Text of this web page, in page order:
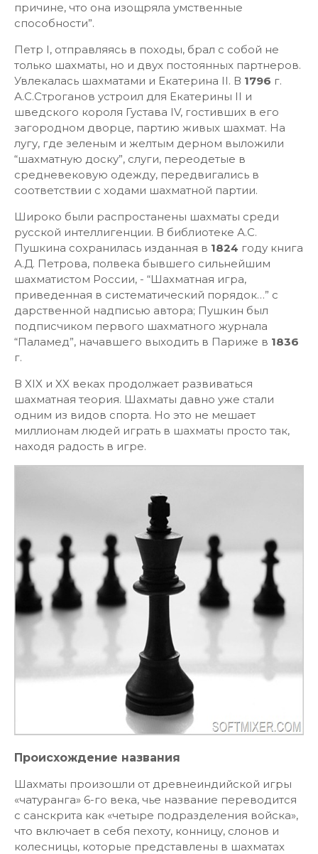
причине, что она изощряла умственные
способности”.
Петр I, отправляясь в походы, брал с собой не
только шахматы, но и двух постоянных партнеров.
Увлекалась шахматами и Екатерина II. В 1796 г.
А.С.Строганов устроил для Екатерины II и
шведского короля Густава IV, гостивших в его
загородном дворце, партию живых шахмат. На
лугу, где зеленым и желтым дерном выложили
“шахматную доску”, слуги, переодетые в
средневековую одежду, передвигались в
соответствии с ходами шахматной партии.
Широко были распростанены шахматы среди
русской интеллигенции. В библиотеке А.С.
Пушкина сохранилась изданная в 1824 году книга
А.Д. Петрова, полвека бывшего сильнейшим
шахматистом России, - “Шахматная игра,
приведенная в систематический порядок…” с
дарственной надписью автора; Пушкин был
подписчиком первого шахматного журнала
“Паламед”, начавшего выходить в Париже в 1836
г.
В XIX и XX веках продолжает развиваться
шахматная теория. Шахматы давно уже стали
одним из видов спорта. Но это не мешает
миллионам людей играть в шахматы просто так,
находя радость в игре.
Происхождение названия
Шахматы произошли от древнеиндийской игры
«чатуранга» 6-го века, чье название переводится
с санскрита как «четыре подразделения войска»,
что включает в себя пехоту, конницу, слонов и
колесницы, которые представлены в шахматах